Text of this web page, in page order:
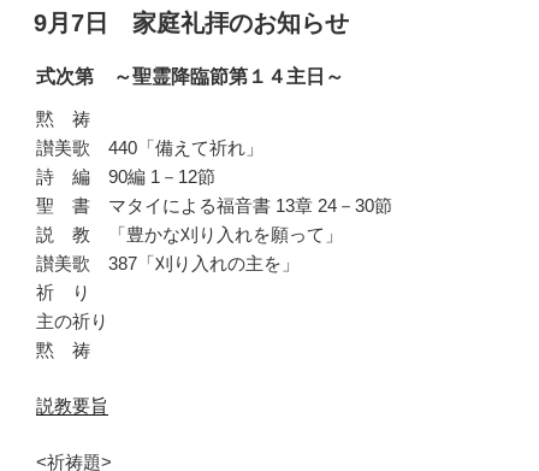
稿
日:
9月7日 家庭礼拝のお知らせ
式次第 ～聖霊降臨節第１４主日～
黙 祷
讃美歌 440「備えて祈れ」
詩 編 90編 1－12節
聖 書 マタイによる福音書 13章 24－30節
説 教 「豊かな刈り入れを願って」
讃美歌 387「刈り入れの主を」
祈 り
主の祈り
黙 祷
説教要旨
<祈祷題>